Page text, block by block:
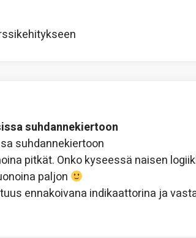
suhdannekiertoon
suhdannekiertoon
pitkät. Onko kyseessä naisen
paljon
ennakoivana indikaattorina ja